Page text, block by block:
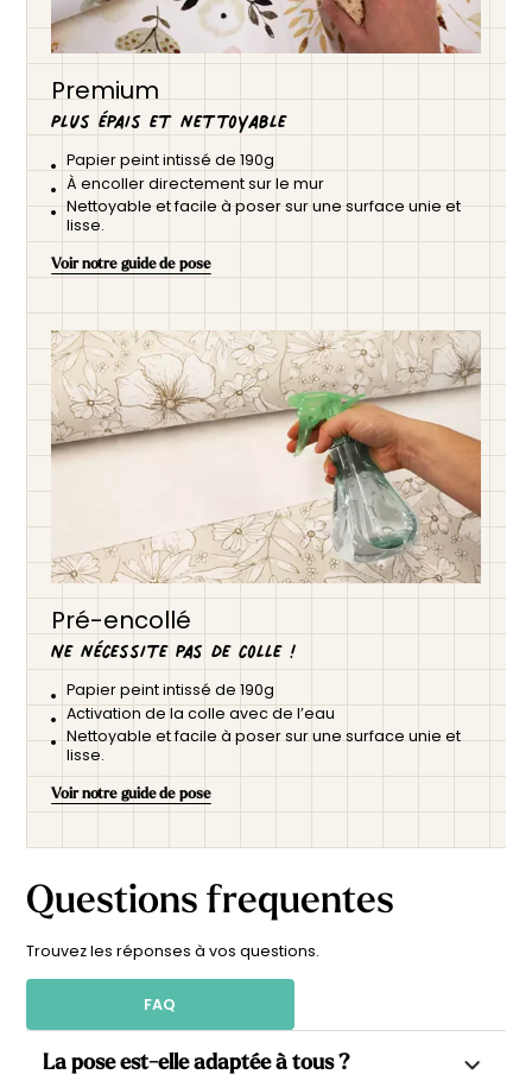
Premium
Plus épais et nettoyable
Papier peint intissé de 190g
À encoller directement sur le mur
Nettoyable et facile à poser sur une surface unie et
lisse.
Voir notre guide de pose
Pré-encollé
Ne nécessite pas de colle !
Papier peint intissé de 190g
Activation de la colle avec de l’eau
Nettoyable et facile à poser sur une surface unie et
lisse.
Voir notre guide de pose
Questions frequentes
Trouvez les réponses à vos questions.
FAQ
La pose est-elle adaptée à tous ?